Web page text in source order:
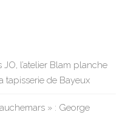
l’atelier Blam planche
tapisserie de Bayeux
» : George